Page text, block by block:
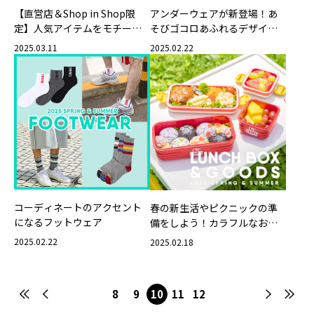
【直営店＆Shop in Shop限
定】人気アイテムをモチーフ
にしたポケットTシャツが新登
場！
2025.03.11
アンダーウェアが新登場！あ
そびゴコロあふれるデザイン
でプレゼントにもおすすめ
2025.02.22
コーディネートのアクセント
になるフットウェア
2025.02.22
春の新生活やピクニックの準
備をしよう！カラフルなお弁
当グッズ
2025.02.18
8 9 10 11 12